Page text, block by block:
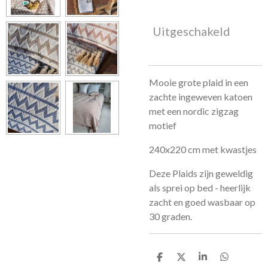
Uitgeschakeld
Mooie grote plaid in een
zachte ingeweven katoen
met een nordic zigzag
motief
240x220 cm met kwastjes
Deze Plaids zijn geweldig
als sprei op bed - heerlijk
zacht en goed wasbaar op
30 graden.
D
D
S
D